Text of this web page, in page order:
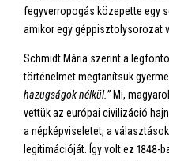
fegyverropogás közepette egy
amikor egy géppisztolysorozat
Schmidt Mária szerint a
történelmet megtanítsuk
hazugságok nélkül.” Mi,
vettük az európai civilizáció
a népképviseletet, a
legitimációját. Így volt ez 1848-